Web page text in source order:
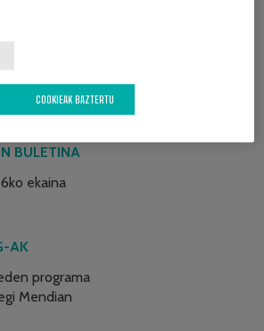
SOZIALAK
BULETINA
ekaina
AK
programa
Mendian
COOKIEAK BAZTERTU